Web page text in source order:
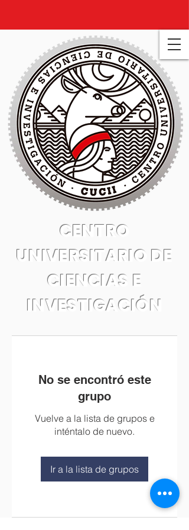
CENTRO
UNIVERSITARIO DE
CIENCIAS E
INVESTIGACIÓN
No se encontró este
grupo
Vuelve a la lista de grupos e
inténtalo de nuevo.
Ir a la lista de grupos